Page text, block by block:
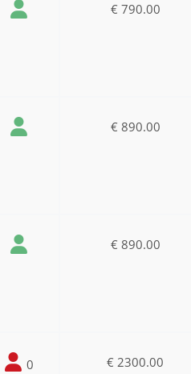
€ 790.00
€ 890.00
€ 890.00
0 € 2300.00